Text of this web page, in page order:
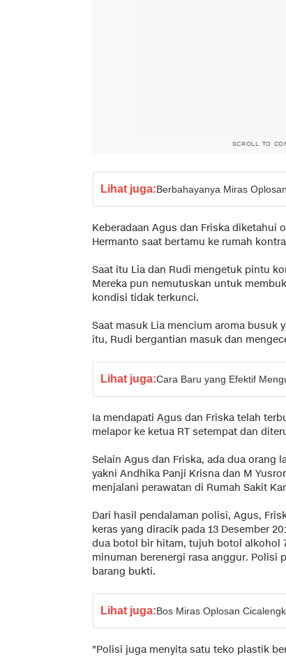
SCROLL TO
Lihat juga:Berbahayanya Miras
Keberadaan Agus dan Friska diketahui
Hermanto saat bertamu ke rumah
Saat itu Lia dan Rudi mengetuk pintu
Mereka pun nemutuskan untuk
kondisi tidak terkunci.
Saat masuk Lia mencium aroma busuk
itu, Rudi bergantian masuk dan
Lihat juga:Cara Baru yang Efektif
Ia mendapati Agus dan Friska telah
melapor ke ketua RT setempat dan
Selain Agus dan Friska, ada dua orang
yakni Andhika Panji Krisna dan M
menjalani perawatan di Rumah Sakit
Dari hasil pendalaman polisi, Agus,
keras yang diracik pada 13 Desember
dua botol bir hitam, tujuh botol alkohol
minuman berenergi rasa anggur. Polisi
barang bukti.
Lihat juga:Bos Miras Oplosan
"Polisi juga menyita satu teko plastik